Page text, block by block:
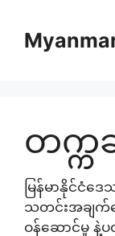
content
တက္က
မြန်မာနိုင်ငံဒ
သတင်းအချက်
ဝန်ဆောင်မှု နဲ့